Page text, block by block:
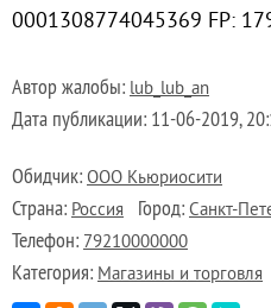
0001308774045369 FP:
Автор жалобы: lub_lub_an
Дата публикации: 11-06-2019,
Обидчик: ООО Кьюриосити
Страна: Россия Город: Санкт-
Телефон: 79210000000
Категория: Магазины и торговля